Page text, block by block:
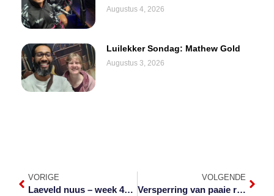
Augustus 4, 2026
Luilekker Sondag: Mathew Gold
Augustus 3, 2026
VORIGE
Laeveld nuus – week 42 van 2021
VOLGENDE
Versperring van paaie rondom Mbombela skerp veroordeel